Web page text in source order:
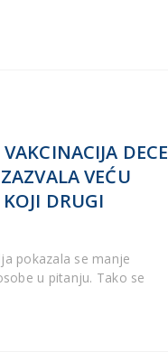
DECE
VEĆU
DRUGI
pokazala se manje
u pitanju. Tako se